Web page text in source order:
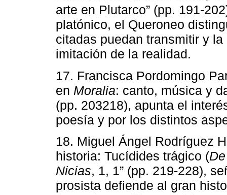
arte en Plutarco” (pp. 191-
platónico, el Queroneo
citadas puedan transmitir y
imitación de la realidad.
17. Francisca Pordomingo
en Moralia: canto, música y
(pp. 203218), apunta el
poesía y por los distintos
18. Miguel Ángel Rodríguez
historia: Tucídides trágico (
Nicias, 1, 1” (pp. 219-228),
prosista defiende al gran